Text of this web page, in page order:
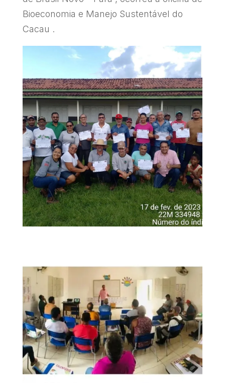
Bioeconomia e Manejo Sustentável do
Cacau .